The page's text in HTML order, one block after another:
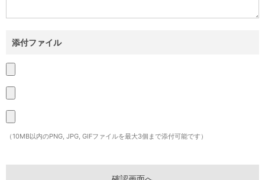
添付ファイル
（10MB以内のPNG, JPG, GIFファイルを最大3個まで添付可能です）